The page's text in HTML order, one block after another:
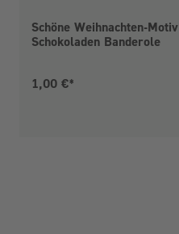
Schöne Weihnachten-Motiv
Schokoladen Banderole
Aktueller Preis:
1,00 €*